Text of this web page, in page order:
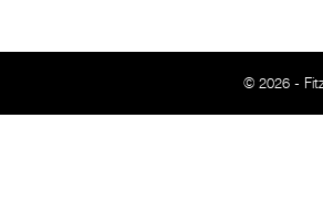
© 2026 -